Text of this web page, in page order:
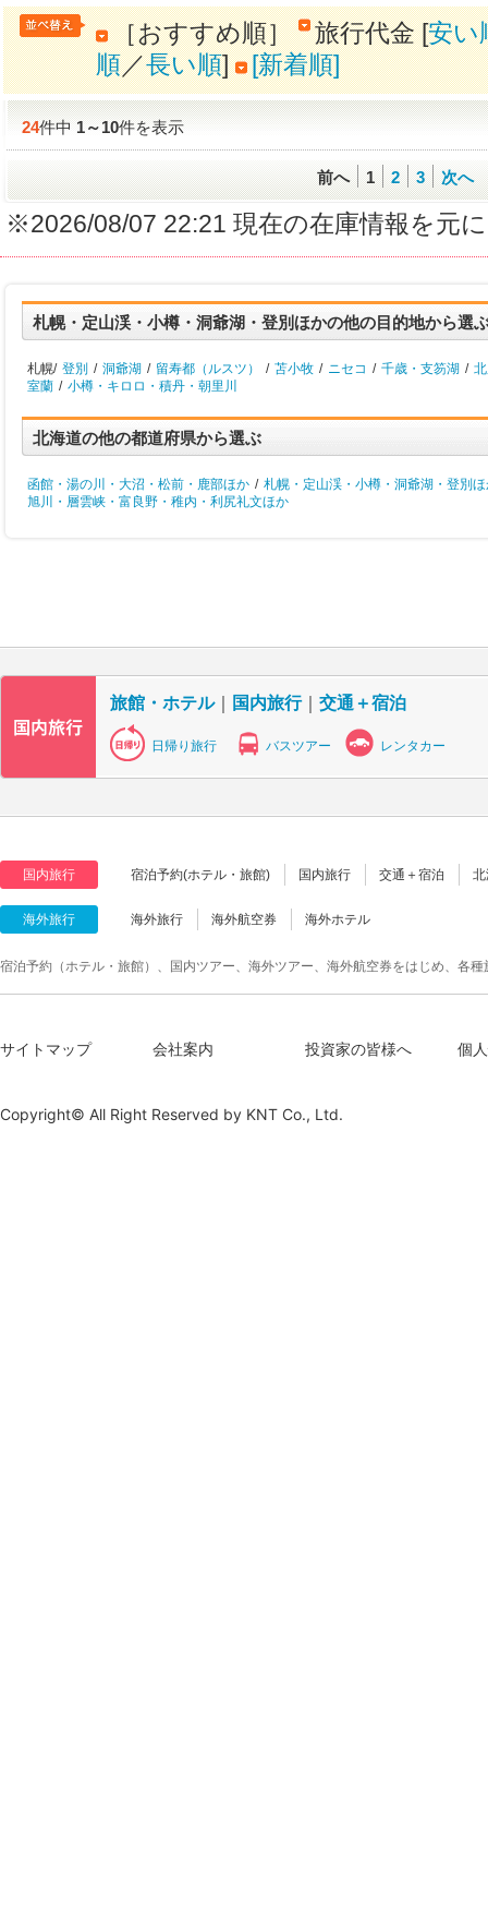
［おすすめ順］ 旅行代金 [安い
順／長い順] [新着順]
24件中1～10件を表示
前へ 1 2 3 次へ
※2026/08/07 22:21 現在の在庫情報を元
札幌・定山渓・小樽・洞爺湖・登別ほかの他の目的地から選
札幌/ 登別 / 洞爺湖 / 留寿都（ルスツ） / 苫小牧 / ニセコ / 千歳・支笏湖 /
室蘭 / 小樽・キロロ・積丹・朝里川
北海道の他の都道府県から選ぶ
函館・湯の川・大沼・松前・鹿部ほか / 札幌・定山渓・小樽・洞爺湖・登別
旭川・層雲峡・富良野・稚内・利尻礼文ほか
旅館・ホテル｜ 国内旅行｜ 交通＋宿泊
日帰り旅行 バスツアー レンタカー
国内旅行 宿泊予約(ホテル・旅館) 国内旅行 交通＋宿泊
海外旅行 海外旅行 海外航空券 海外ホテル
宿泊予約（ホテル・旅館）、国内ツアー、海外ツアー、海外航空券をはじめ、各
サイトマップ 会社案内 投資家の皆様へ 個
Copyright© All Right Reserved by KNT Co., Ltd.